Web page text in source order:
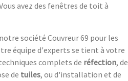
avez des fenêtres de toit à
société Couvreur 69 pour les
équipe d'experts se tient à votre
complets de réfection, de
de tuiles, ou d'installation et de